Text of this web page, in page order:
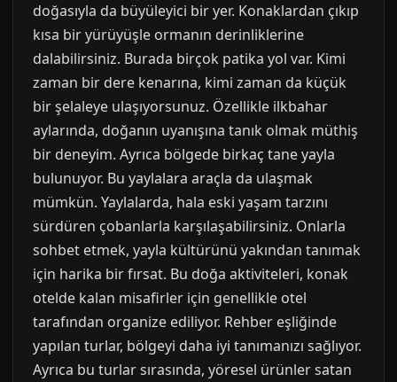
doğasıyla da büyüleyici bir yer. Konaklardan çıkıp
kısa bir yürüyüşle ormanın derinliklerine
dalabilirsiniz. Burada birçok patika yol var. Kimi
zaman bir dere kenarına, kimi zaman da küçük
bir şelaleye ulaşıyorsunuz. Özellikle ilkbahar
aylarında, doğanın uyanışına tanık olmak müthiş
bir deneyim. Ayrıca bölgede birkaç tane yayla
bulunuyor. Bu yaylalara araçla da ulaşmak
mümkün. Yaylalarda, hala eski yaşam tarzını
sürdüren çobanlarla karşılaşabilirsiniz. Onlarla
sohbet etmek, yayla kültürünü yakından tanımak
için harika bir fırsat. Bu doğa aktiviteleri, konak
otelde kalan misafirler için genellikle otel
tarafından organize ediliyor. Rehber eşliğinde
yapılan turlar, bölgeyi daha iyi tanımanızı sağlıyor.
Ayrıca bu turlar sırasında, yöresel ürünler satan